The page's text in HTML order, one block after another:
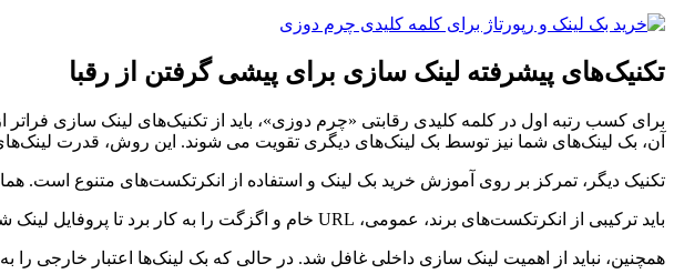
تکنیک‌های پیشرفته لینک سازی برای پیشی گرفتن از رقبا
آن، بک لینک‌های شما نیز توسط بک لینک‌های دیگری تقویت می شوند. این روش، قدرت
تکنیک دیگر، تمرکز بر روی آموزش خرید بک لینک و استفاده از انکرتکست‌های متنوع است.
باید ترکیبی از انکرتکست‌های برند، عمومی، URL خام و اگزگت را به کار برد تا پروفایل لینک شما کاملا طبیعی به نظر برسد. این تنوع، یکی از مهم‌ترین سیگنال‌های طبیعی بودن لینک سازی برای گوگل است.
همچنین، نباید از اهمیت لینک سازی داخلی غافل شد. در حالی که بک لینک‌ها اعتبار خارجی